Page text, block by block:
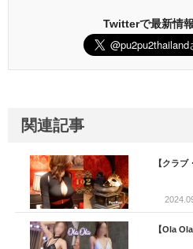
Twitterで最新情
関連記事
【クラ
【Ola